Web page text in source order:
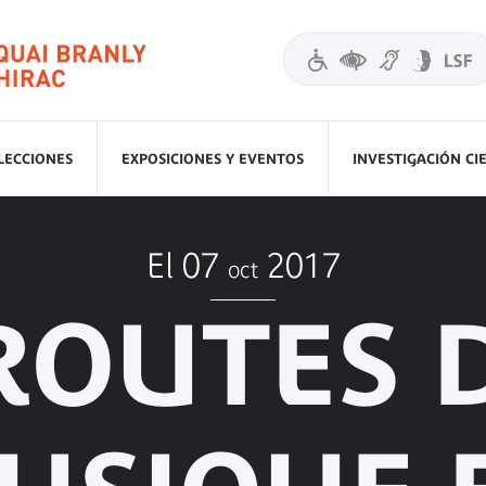
EXPOSICIONES Y EVENTOS INVESTIGACIÓN
El 07 oct 2017